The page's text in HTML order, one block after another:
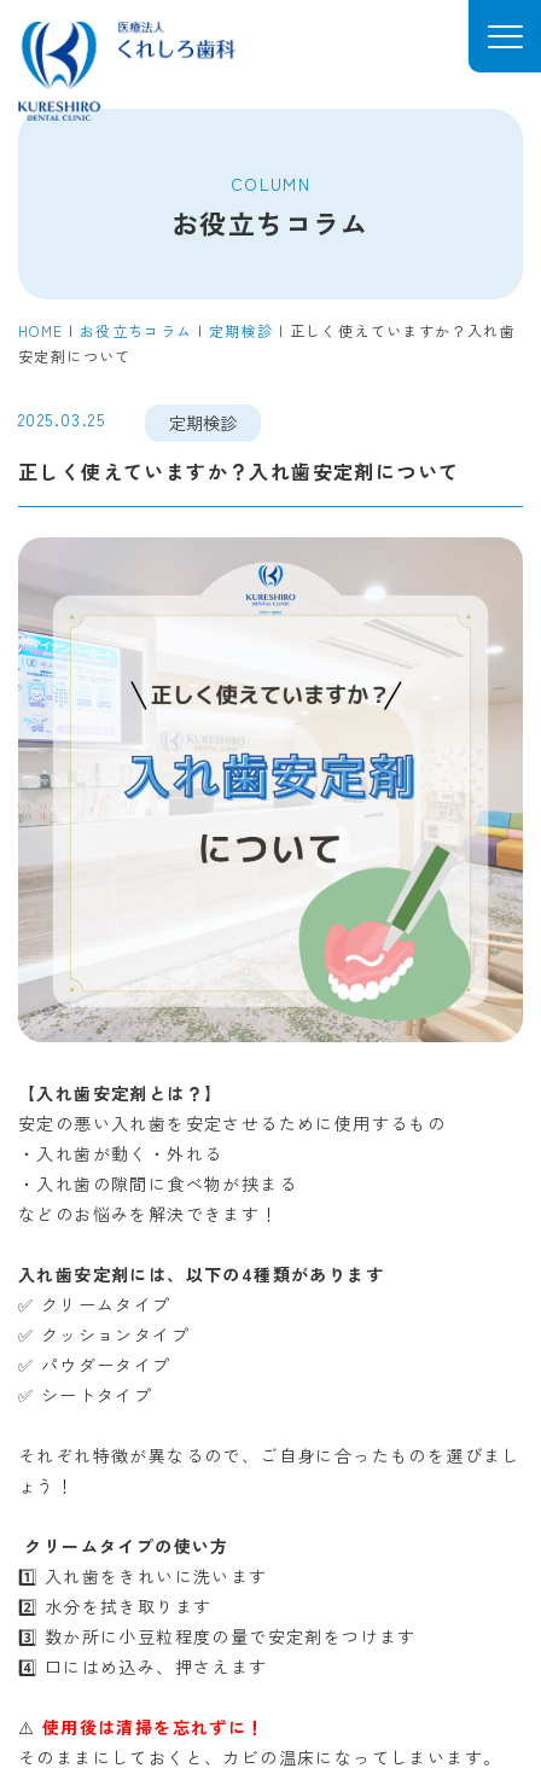
COLUMN
お役立ちコラム
HOME | お役立ちコラム | 定期検診 | 正しく使えていますか？入れ歯
安定剤について
2025.03.25 定期検診
正しく使えていますか？入れ歯安定剤について
【入れ歯安定剤とは？】
安定の悪い入れ歯を安定させるために使用するもの
・入れ歯が動く・外れる
・入れ歯の隙間に食べ物が挟まる
などのお悩みを解決できます！
入れ歯安定剤には、以下の4種類があります
✅ クリームタイプ
✅ クッションタイプ
✅ パウダータイプ
✅ シートタイプ
それぞれ特徴が異なるので、ご自身に合ったものを選びまし
ょう！
クリームタイプの使い方
1️⃣ 入れ歯をきれいに洗います
2️⃣ 水分を拭き取ります
3️⃣ 数か所に小豆粒程度の量で安定剤をつけます
4️⃣ 口にはめ込み、押さえます
⚠️ 使用後は清掃を忘れずに！
そのままにしておくと、カビの温床になってしまいます。